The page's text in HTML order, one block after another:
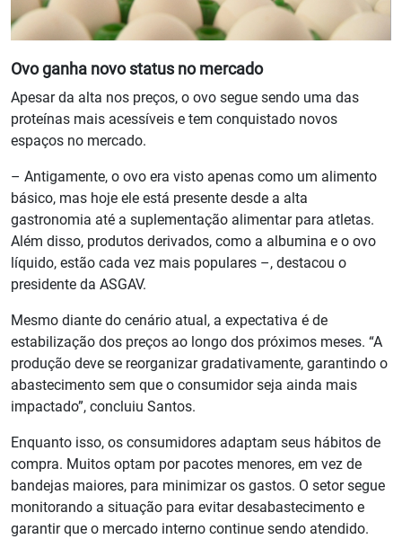
Ovo ganha novo status no mercado
Apesar da alta nos preços, o ovo segue sendo uma das
proteínas mais acessíveis e tem conquistado novos
espaços no mercado.
– Antigamente, o ovo era visto apenas como um alimento
básico, mas hoje ele está presente desde a alta
gastronomia até a suplementação alimentar para atletas.
Além disso, produtos derivados, como a albumina e o ovo
líquido, estão cada vez mais populares –, destacou o
presidente da ASGAV.
Mesmo diante do cenário atual, a expectativa é de
estabilização dos preços ao longo dos próximos meses. “A
produção deve se reorganizar gradativamente, garantindo o
abastecimento sem que o consumidor seja ainda mais
impactado”, concluiu Santos.
Enquanto isso, os consumidores adaptam seus hábitos de
compra. Muitos optam por pacotes menores, em vez de
bandejas maiores, para minimizar os gastos. O setor segue
monitorando a situação para evitar desabastecimento e
garantir que o mercado interno continue sendo atendido.